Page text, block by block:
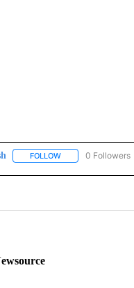
FOLLOWFOLLOW "CNN-
0 Followers